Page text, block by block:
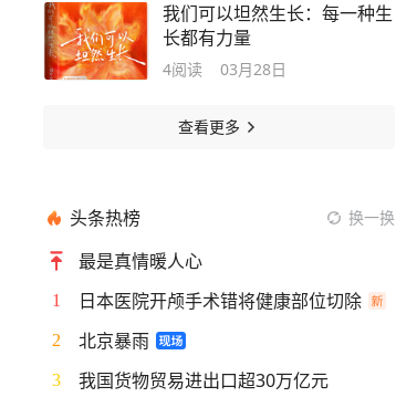
我们可以坦然生长：每一种生
长都有力量
4阅读 03月28日
查看更多
头条热榜 换一换
最是真情暖人心
1 日本医院开颅手术错将健康部位切除
2 北京暴雨
3 我国货物贸易进出口超30万亿元